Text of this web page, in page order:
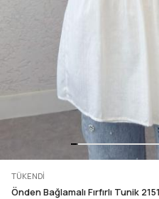
TÜKENDI
Önden Bağlamalı Fırfırlı Tunik